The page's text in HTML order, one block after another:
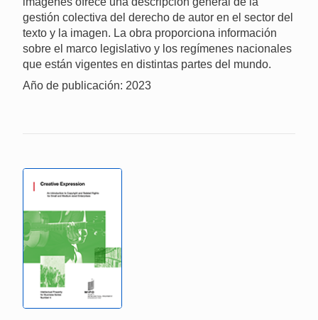
gestión colectiva del derecho de autor en el sector del
texto y la imagen. La obra proporciona información
sobre el marco legislativo y los regímenes nacionales
que están vigentes en distintas partes del mundo.
Año de publicación: 2023